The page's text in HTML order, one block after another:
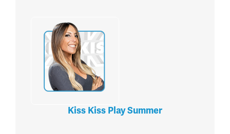
Kiss Kiss Play Summer